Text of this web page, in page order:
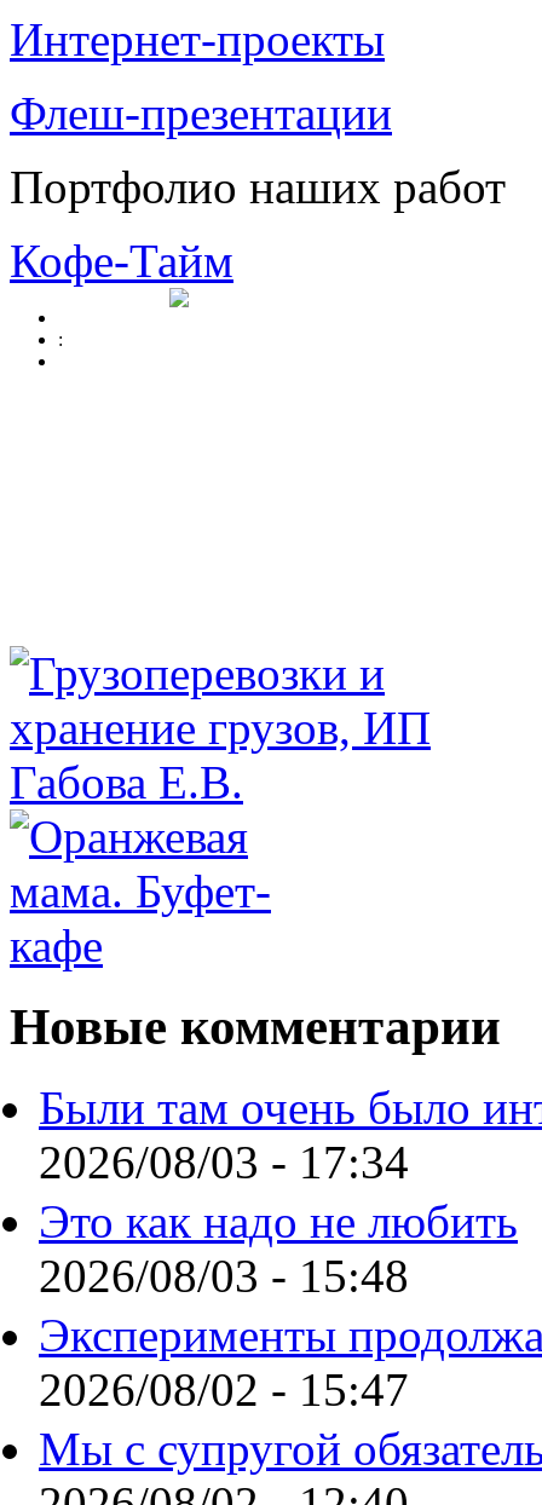
Интернет-проекты
Флеш-презентации
Портфолио наших работ
Кофе-Тайм
:
Новые комментарии
Были там очень было
2026/08/03 - 17:34
Это как надо не любить
2026/08/03 - 15:48
Эксперименты
2026/08/02 - 15:47
Мы с супругой